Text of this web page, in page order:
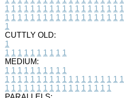
1 1 1 1 1 1 1 1 1 1 1 1 1 1 1 1 1 1 1
1 1 1 1 1 1 1 1 1 1 1 1 1 1 1 1 1 1 1
1
CUTTLY OLD:
1
1 1 1 1 1 1 1 1 1 1
MEDIUM:
1 1 1 1 1 1 1 1 1 1
1 1 1 1 1 1 1 1 1 1 1 1 1 1 1 1 1 1 1
1 1 1 1 1 1 1 1 1 1 1 1 1 1 1 1 1